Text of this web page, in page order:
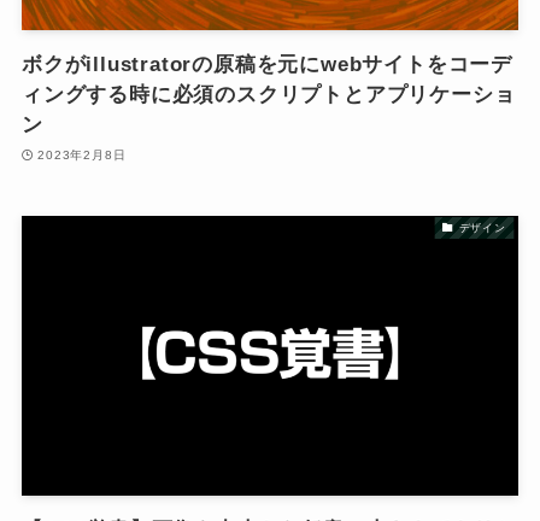
ボクがillustratorの原稿を元にwebサイトをコーデ
ィングする時に必須のスクリプトとアプリケーショ
ン
2023年2月8日
デザイン